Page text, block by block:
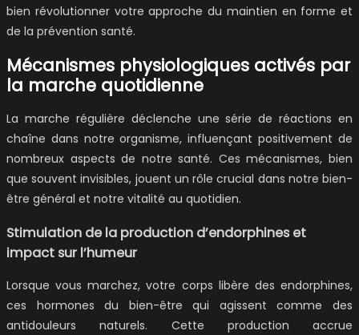
bien révolutionner votre approche du maintien en forme et
de la prévention santé.
Mécanismes physiologiques activés par
la marche quotidienne
La marche régulière déclenche une série de réactions en
chaîne dans notre organisme, influençant positivement de
nombreux aspects de notre santé. Ces mécanismes, bien
que souvent invisibles, jouent un rôle crucial dans notre bien-
être général et notre vitalité au quotidien.
Stimulation de la production d’endorphines et
impact sur l’humeur
Lorsque vous marchez, votre corps libère des endorphines,
ces hormones du bien-être qui agissent comme des
antidouleurs naturels. Cette production accrue